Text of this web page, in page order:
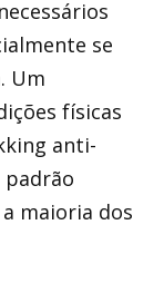
se
Um
físicas
anti-
padrão
maioria dos